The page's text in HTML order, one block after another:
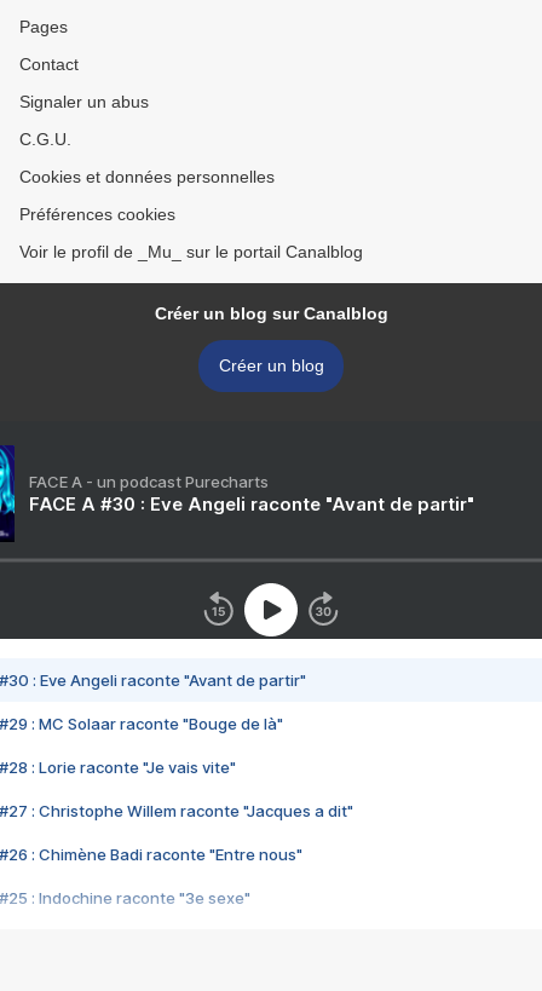
Pages
Contact
Signaler un abus
C.G.U.
Cookies et données personnelles
Préférences cookies
Voir le profil de _Mu_ sur le portail Canalblog
Créer un blog sur Canalblog
Créer un blog
FACE A - un podcast Purecharts
FACE A #30 : Eve Angeli raconte "Avant de partir"
#30 : Eve Angeli raconte "Avant de partir"
#29 : MC Solaar raconte "Bouge de là"
#28 : Lorie raconte "Je vais vite"
#27 : Christophe Willem raconte "Jacques a dit"
#26 : Chimène Badi raconte "Entre nous"
#25 : Indochine raconte "3e sexe"